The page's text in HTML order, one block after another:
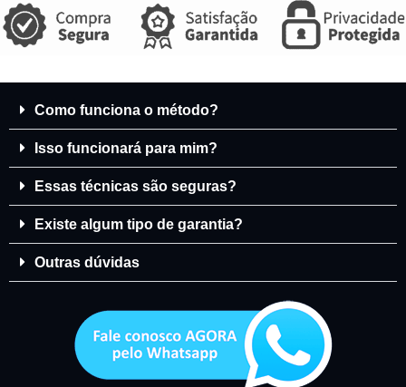
Como funciona o método?
Isso funcionará para mim?
Essas técnicas são seguras?
Existe algum tipo de garantia?
Outras dúvidas